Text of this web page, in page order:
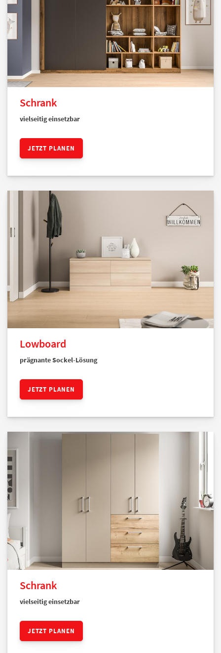
Schrank
vielseitig einsetzbar
JETZT PLANEN
Lowboard
prägnante Sockel-Lösung
JETZT PLANEN
Schrank
vielseitig einsetzbar
JETZT PLANEN